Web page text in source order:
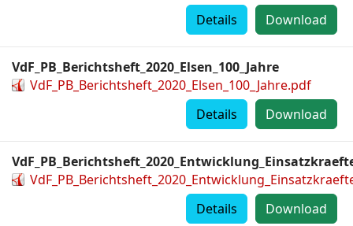
Download
Details
VdF_PB_Berichtsheft_2020_Elsen_100_Jahre
VdF_PB_Berichtsheft_2020_Elsen_100_Jahre.pdf
Download
Details
Download
Details